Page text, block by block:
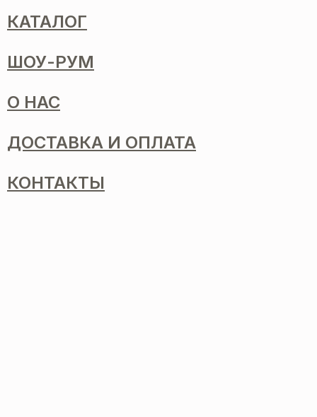
КАТАЛОГ
ШОУ-РУМ
О НАС
ДОСТАВКА И ОПЛАТА
КОНТАКТЫ